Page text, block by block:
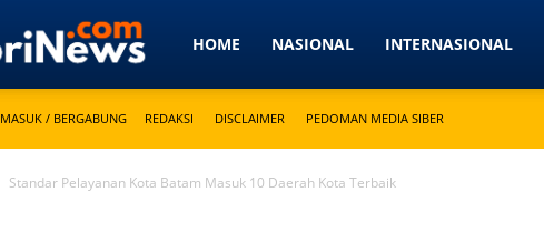
Detikkeprinews.com
HOME NASIONAL INTERNASIONAL
MASUK / BERGABUNG REDAKSI DISCLAIMER PEDOMAN MEDIA SIBER
Standar Pelayanan Kota Batam Masuk 10 Daerah Kota Terbaik